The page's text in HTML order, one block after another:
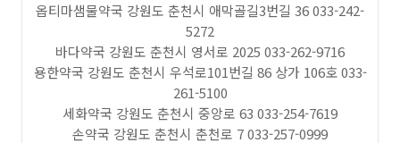
옵티마샘물약국 강원도 춘천시 애막골길3번길 36 033-242-
5272
바다약국 강원도 춘천시 영서로 2025 033-262-9716
용한약국 강원도 춘천시 우석로101번길 86 상가 106호 033-
261-5100
세화약국 강원도 춘천시 중앙로 63 033-254-7619
손약국 강원도 춘천시 춘천로 7 033-257-0999